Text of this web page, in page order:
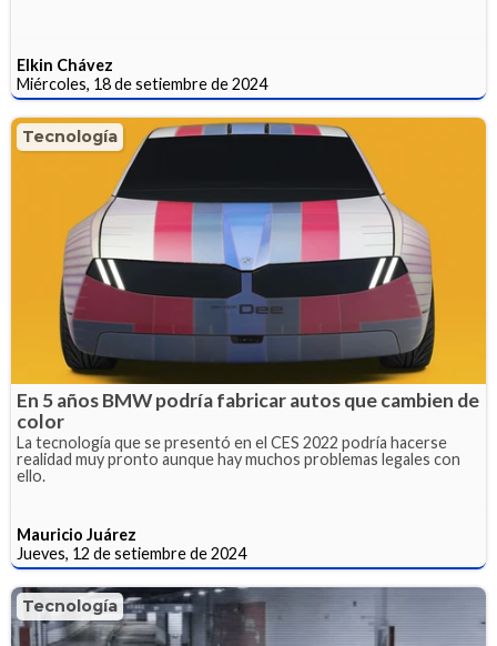
Elkin Chávez
Miércoles, 18 de setiembre de 2024
Tecnología
En 5 años BMW podría fabricar autos que cambien de
color
La tecnología que se presentó en el CES 2022 podría hacerse
realidad muy pronto aunque hay muchos problemas legales con
ello.
Mauricio Juárez
Jueves, 12 de setiembre de 2024
Tecnología